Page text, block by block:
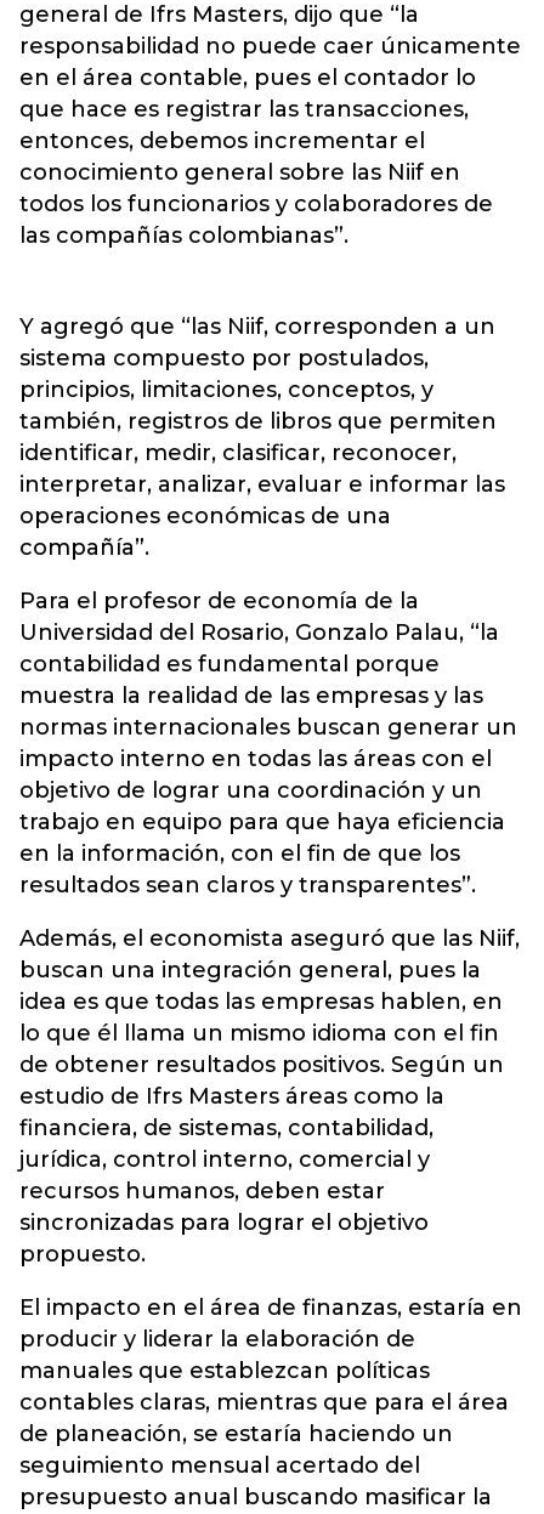
general de Ifrs Masters, dijo que “la
responsabilidad no puede caer únicamente
en el área contable, pues el contador lo
que hace es registrar las transacciones,
entonces, debemos incrementar el
conocimiento general sobre las Niif en
todos los funcionarios y colaboradores de
las compañías colombianas”.
Y agregó que “las Niif, corresponden a un
sistema compuesto por postulados,
principios, limitaciones, conceptos, y
también, registros de libros que permiten
identificar, medir, clasificar, reconocer,
interpretar, analizar, evaluar e informar las
operaciones económicas de una
compañía”.
Para el profesor de economía de la
Universidad del Rosario, Gonzalo Palau, “la
contabilidad es fundamental porque
muestra la realidad de las empresas y las
normas internacionales buscan generar un
impacto interno en todas las áreas con el
objetivo de lograr una coordinación y un
trabajo en equipo para que haya eficiencia
en la información, con el fin de que los
resultados sean claros y transparentes”.
Además, el economista aseguró que las Niif,
buscan una integración general, pues la
idea es que todas las empresas hablen, en
lo que él llama un mismo idioma con el fin
de obtener resultados positivos. Según un
estudio de Ifrs Masters áreas como la
financiera, de sistemas, contabilidad,
jurídica, control interno, comercial y
recursos humanos, deben estar
sincronizadas para lograr el objetivo
propuesto.
El impacto en el área de finanzas, estaría en
producir y liderar la elaboración de
manuales que establezcan políticas
contables claras, mientras que para el área
de planeación, se estaría haciendo un
seguimiento mensual acertado del
presupuesto anual buscando masificar la